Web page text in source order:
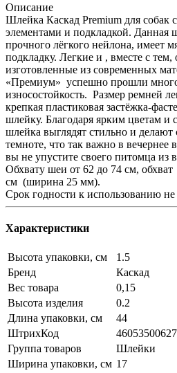
Описание
Шлейка Каскад Premium для собак
элементами и подкладкой. Данная
прочного лёгкого нейлона, имеет
подкладку. Легкие и , вместе с
изготовленные из современных
«Премиум» успешно прошли
износостойкость. Размер ремней
крепкая пластиковая застёжка-
шлейку. Благодаря ярким цветам
шлейка выглядят стильно и делают
темноте, что так важно в вечернее
вы не упустите своего питомца из
Обхвату шеи от 62 до 74 см,
см (ширина 25 мм).
Срок годности к использованию не
Характеристики
Высота упаковки, см
1.5
Бренд
Каскад
Вес товара
0,15
Высота изделия
0.2
Длина упаковки, см
44
ШтрихКод
Группа товаров
Шлейки
Ширина упаковки, см 17